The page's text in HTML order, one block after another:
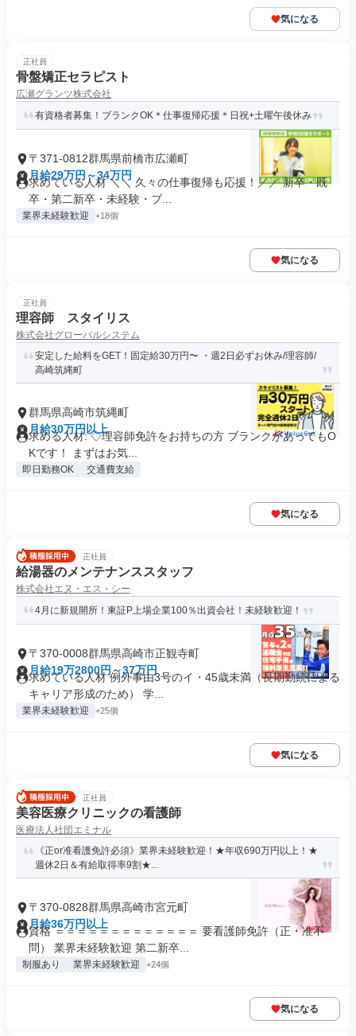
気になる
正社員
骨盤矯正セラピスト
広瀬グランツ株式会社
有資格者募集！ブランクOK＊仕事復帰応援＊日祝+土曜午後休み
〒371-0812群馬県前橋市広瀬町
月給29万円～34万円
求めている人材 ＼＼ 久々の仕事復帰も応援！／／ 新卒・既
卒・第二新卒・未経験・ブ...
業界未経験歓迎 +18個
気になる
正社員
理容師 スタイリス
株式会社グローバルシステム
安定した給料をGET！固定給30万円〜 ・週2日必ずお休み/理容師/
高崎筑縄町
群馬県高崎市筑縄町
月給30万円以上
求める人材: ◇理容師免許をお持ちの方 ブランクがあってもO
Kです！ まずはお気...
即日勤務OK 交通費支給
気になる
正社員
給湯器のメンテナンススタッフ
株式会社エヌ・エス・シー
4月に新規開所！東証P上場企業100％出資会社！未経験歓迎！
〒370-0008群馬県高崎市正観寺町
月給19万2800円～37万円
求めている人材 例外事由3号のイ・45歳未満（長期勤続による
キャリア形成のため） 学...
業界未経験歓迎 +25個
気になる
正社員
美容医療クリニックの看護師
医療法人社団エミナル
《正or准看護免許必須》業界未経験歓迎！★年収690万円以上！★
週休2日＆有給取得率9割★...
〒370-0828群馬県高崎市宮元町
月給36万円以上
資格 ＝＝＝＝＝＝＝＝＝＝＝＝＝ 要看護師免許（正・准不
問） 業界未経験歓迎 第二新卒...
制服あり 業界未経験歓迎 +24個
気になる